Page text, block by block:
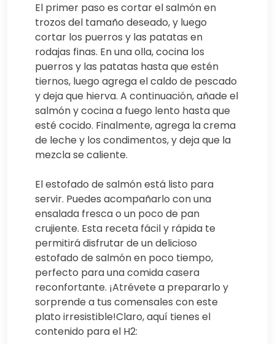
El primer paso es cortar el salmón en
trozos del tamaño deseado, y luego
cortar los puerros y las patatas en
rodajas finas. En una olla, cocina los
puerros y las patatas hasta que estén
tiernos, luego agrega el caldo de pescado
y deja que hierva. A continuación, añade el
salmón y cocina a fuego lento hasta que
esté cocido. Finalmente, agrega la crema
de leche y los condimentos, y deja que la
mezcla se caliente.
El estofado de salmón está listo para
servir. Puedes acompañarlo con una
ensalada fresca o un poco de pan
crujiente. Esta receta fácil y rápida te
permitirá disfrutar de un delicioso
estofado de salmón en poco tiempo,
perfecto para una comida casera
reconfortante. ¡Atrévete a prepararlo y
sorprende a tus comensales con este
plato irresistible!Claro, aquí tienes el
contenido para el H2: